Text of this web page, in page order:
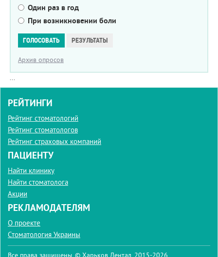
Один раз в год
При возникновении боли
ГОЛОСОВАТЬ РЕЗУЛЬТАТЫ
Архив опросов
...
РЕЙТИНГИ
Рейтинг стоматологий
Рейтинг стоматологов
Рейтинг страховых компаний
ПАЦИЕНТУ
Найти клинику
Найти стоматолога
Акции
РЕКЛАМОДАТЕЛЯМ
О проекте
Стоматология Украины
Все права защищены. © Харьков Дентал, 2015-2026